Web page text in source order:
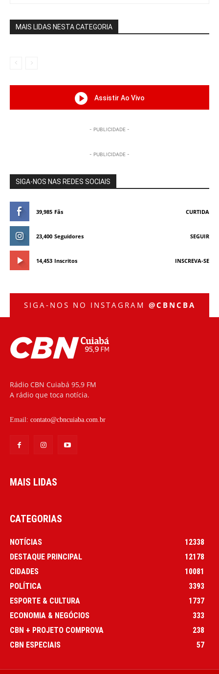
MAIS LIDAS NESTA CATEGORIA
Assistir Ao Vivo
- PUBLICIDADE -
- PUBLICIDADE -
SIGA-NOS NAS REDES SOCIAIS
39,985 Fãs CURTIDA
23,400 Seguidores SEGUIR
14,453 Inscritos INSCREVA-SE
SIGA-NOS NO INSTAGRAM @CBNCBA
Rádio CBN Cuiabá 95,9 FM
A rádio que toca notícia.
Email: contato@cbncuiaba.com.br
MAIS LIDAS
CATEGORIAS
NOTÍCIAS
12338
DESTAQUE PRINCIPAL
12178
CIDADES
10081
POLÍTICA
3393
ESPORTE & CULTURA
1737
ECONOMIA & NEGÓCIOS
333
CBN + PROJETO COMPROVA
238
CBN ESPECIAIS
57